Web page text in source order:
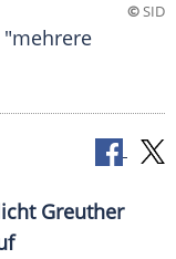
©SID
"mehrere
Greuther